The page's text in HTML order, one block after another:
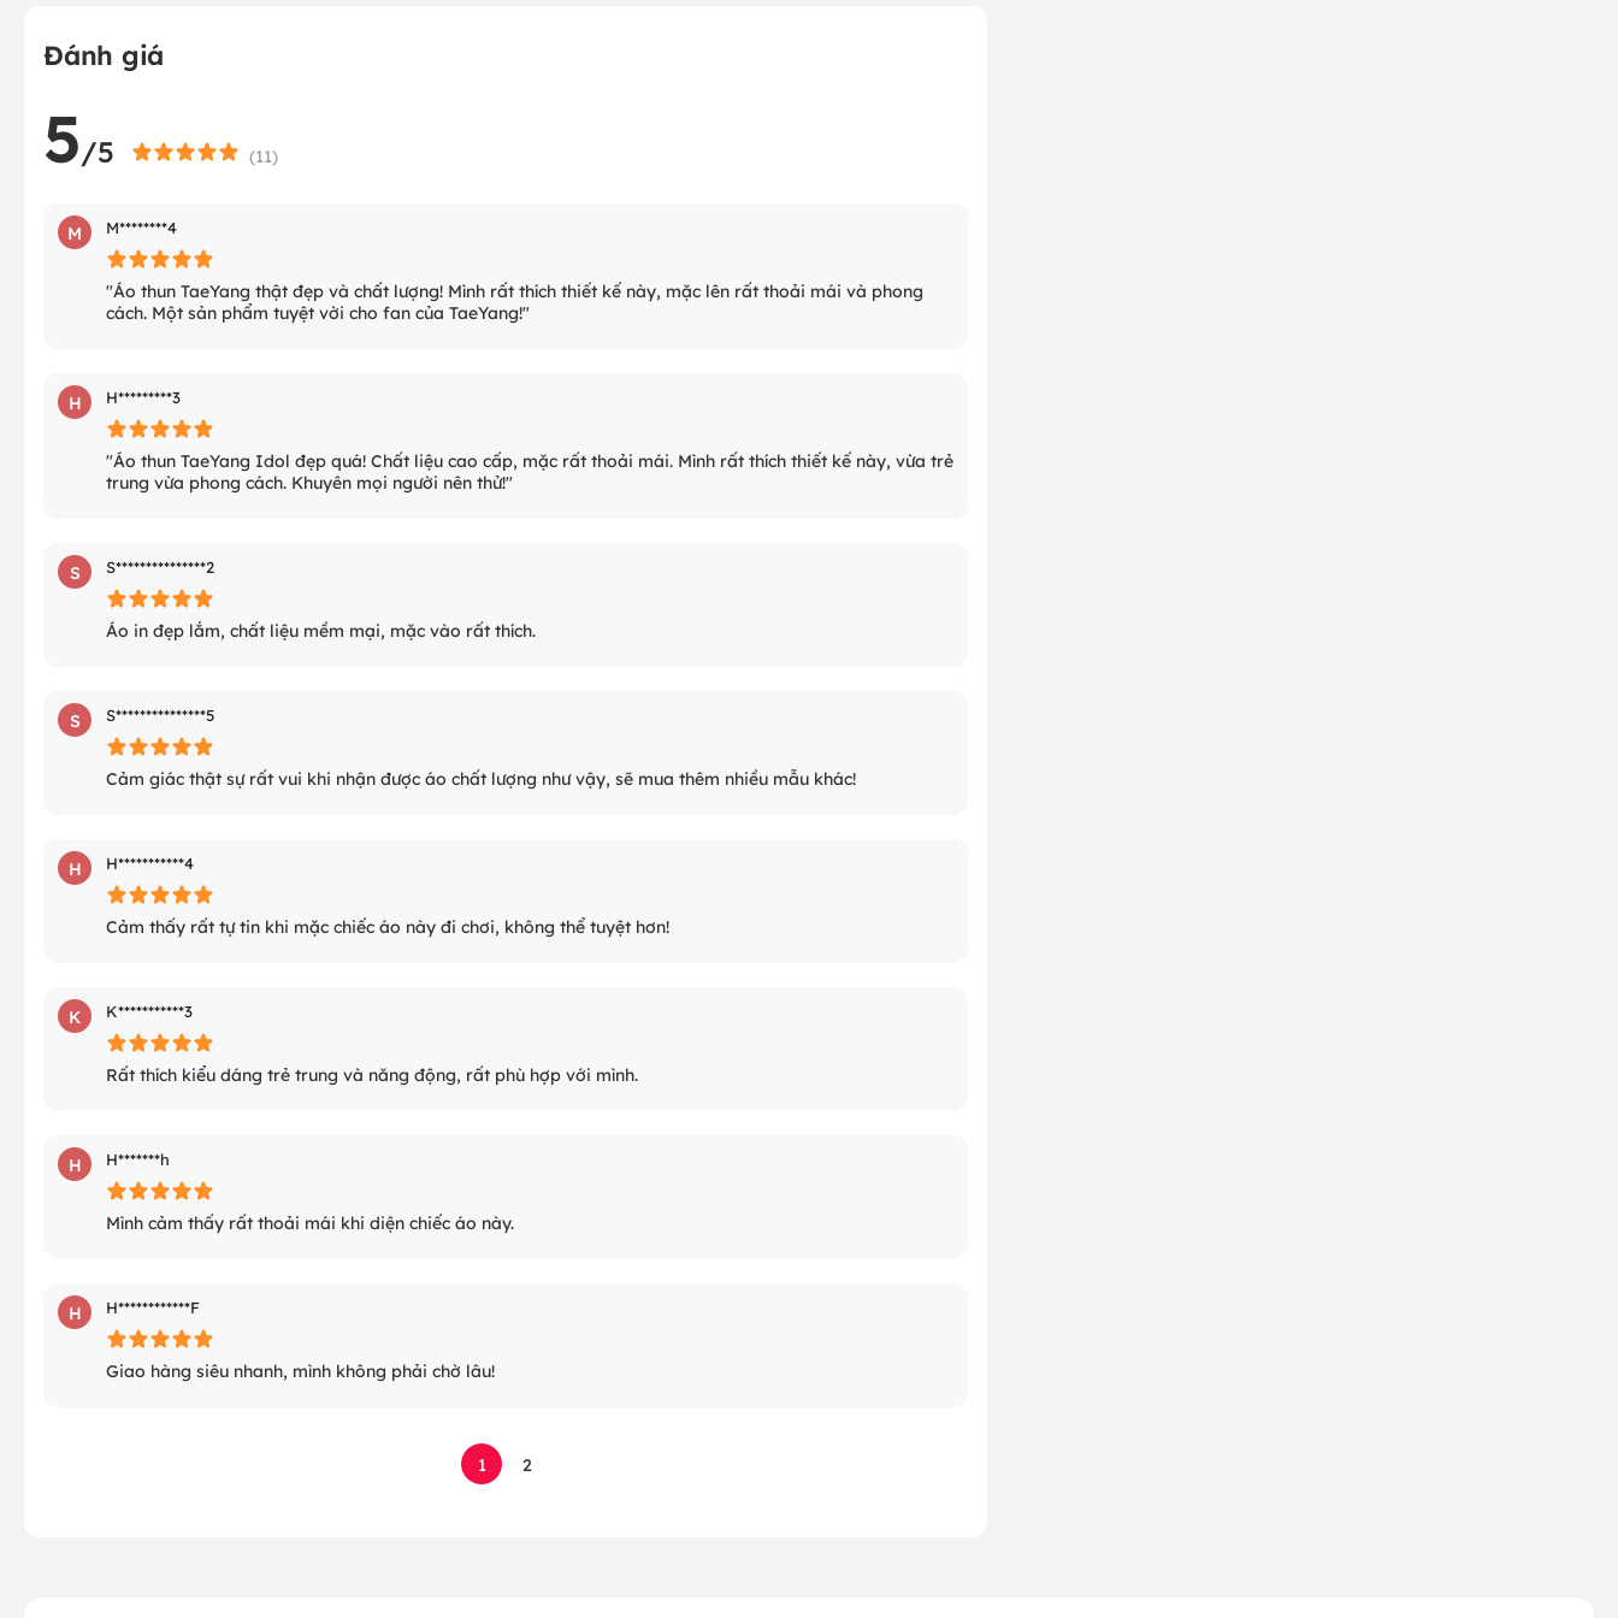
Đánh giá
5/5 (11)
M M********4
"Áo thun TaeYang thật đẹp và chất lượng! Mình rất thích thiết kế này, mặc lên rất thoải mái và phong
cách. Một sản phẩm tuyệt vời cho fan của TaeYang!"
H H*********3
"Áo thun TaeYang Idol đẹp quá! Chất liệu cao cấp, mặc rất thoải mái. Mình rất thích thiết kế này, vừa trẻ
trung vừa phong cách. Khuyên mọi người nên thử!"
S S***************2
Áo in đẹp lắm, chất liệu mềm mại, mặc vào rất thích.
S S***************5
Cảm giác thật sự rất vui khi nhận được áo chất lượng như vậy, sẽ mua thêm nhiều mẫu khác!
H H***********4
Cảm thấy rất tự tin khi mặc chiếc áo này đi chơi, không thể tuyệt hơn!
K K***********3
Rất thích kiểu dáng trẻ trung và năng động, rất phù hợp với mình.
H H*******h
Mình cảm thấy rất thoải mái khi diện chiếc áo này.
H H************F
Giao hàng siêu nhanh, mình không phải chờ lâu!
1 2